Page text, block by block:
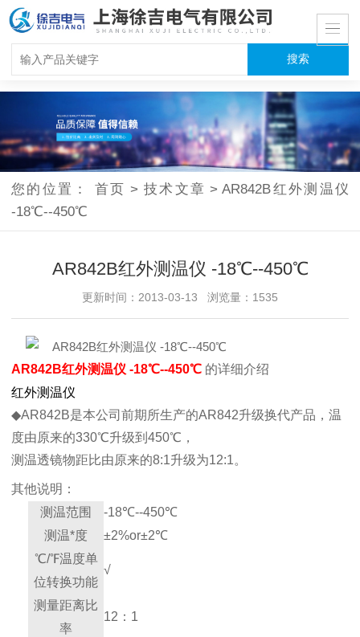
您的位置： 首页 > 技术文章 > AR842B红外测温仪
-18℃--450℃
AR842B红外测温仪 -18℃--450℃
更新时间：2013-03-13 浏览量：1535
AR842B红外测温仪 -18℃--450℃ 的详细介绍
红外测温仪
◆AR842B是本公司前期所生产的AR842升级换代产品，温
度由原来的330℃升级到450℃，
测温透镜物距比由原来的8:1升级为12:1。
其他说明：
测温范围
-18℃--450℃
测温*度
±2%or±2℃
℃/℉温度单
位转换功能
√
测量距离比
率
12：1